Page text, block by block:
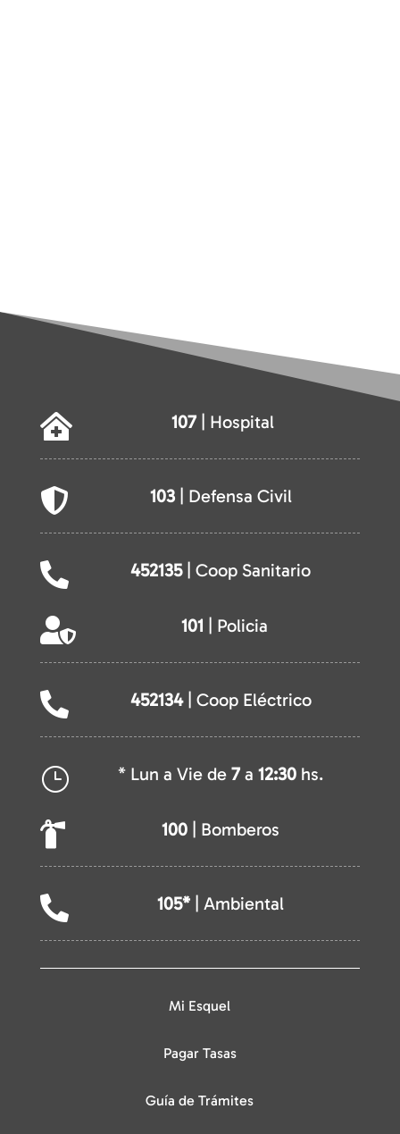
 107| Hospital
 103| Defensa Civil
 452135| Coop Sanitario
 101 | Policia
 452134| Coop Eléctrico
} * Lun a Vie de7 a12:30 hs.
 100 | Bomberos
 105* | Ambiental
Mi Esquel
Pagar Tasas
Guía de Trámites